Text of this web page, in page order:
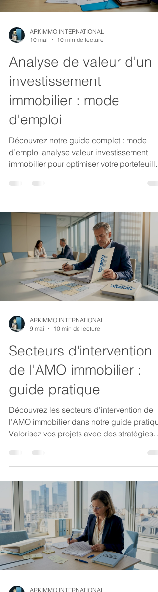
ARKIMMO INTERNATIONAL
10 mai
10 min de lecture
Analyse de valeur d'un
investissement
immobilier : mode
d'emploi
Découvrez notre guide complet : mode
d’emploi analyse valeur investissement
immobilier pour optimiser votre portefeuille
ARKIMMO INTERNATIONAL
9 mai
10 min de lecture
Secteurs d'intervention
de l'AMO immobilier :
guide pratique
Découvrez les secteurs d’intervention de
l’AMO immobilier dans notre guide
Valorisez vos projets avec des stratégies
ARKIMMO INTERNATIONAL